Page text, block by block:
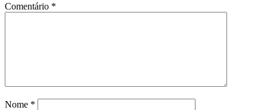
Comentário *
Nome *